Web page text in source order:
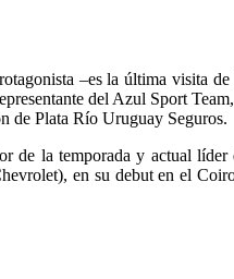
–es la última visita
del Azul Sport
de Plata Río Uruguay Seguros.
de la temporada y actual
en su debut en el